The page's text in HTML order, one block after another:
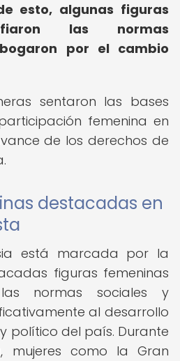
esto, algunas figuras
las normas
por el cambio
sentaron las bases
femenina en
de los derechos de
destacadas en
está marcada por la
figuras femeninas
normas sociales y
al desarrollo
político del país. Durante
mujeres como la Gran